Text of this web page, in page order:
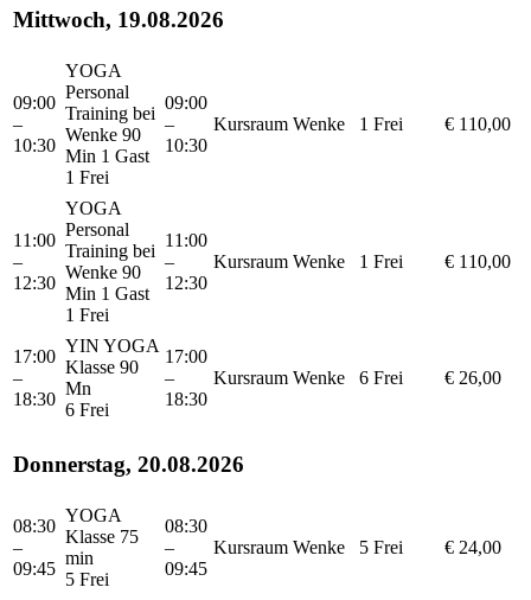
Mittwoch, 19.08.2026
09:00
–
10:30
YOGA
Personal
Training bei
Wenke 90
Min 1 Gast
1 Frei
09:00
–
10:30
Kursraum Wenke 1 Frei € 110,00
11:00
–
12:30
YOGA
Personal
Training bei
Wenke 90
Min 1 Gast
1 Frei
11:00
–
12:30
Kursraum Wenke 1 Frei € 110,00
17:00
–
18:30
YIN YOGA
Klasse 90
Mn
6 Frei
17:00
–
18:30
Kursraum Wenke 6 Frei € 26,00
Donnerstag, 20.08.2026
08:30
–
09:45
YOGA
Klasse 75
min
5 Frei
08:30
–
09:45
Kursraum Wenke 5 Frei € 24,00